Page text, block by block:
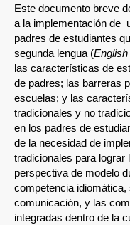
Este documento breve
a la implementación de
padres de estudiantes
segunda lengua (
las características de
de padres; las barreras
escuelas; y las
tradicionales y no
en los padres de
de la necesidad de
tradicionales para lograr
perspectiva de modelo
competencia
comunicación, y las
integradas dentro de la